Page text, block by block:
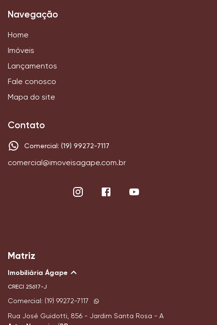
Navegação
Home
Imóveis
Lançamentos
Fale conosco
Mapa do site
Contato
Comercial: (19) 99272-7117
comercial@imoveisagape.com.br
Matriz
Imobiliária Ágape
CRECI 25617-J
Comercial: (19) 99272-7117
Rua José Guidotti, 856 - Jardim Santa Rosa - A